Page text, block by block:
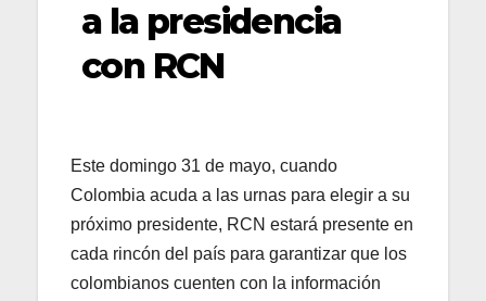
a la presidencia
con RCN
Este domingo 31 de mayo, cuando
Colombia acuda a las urnas para elegir a su
próximo presidente, RCN estará presente en
cada rincón del país para garantizar que los
colombianos cuenten con la información